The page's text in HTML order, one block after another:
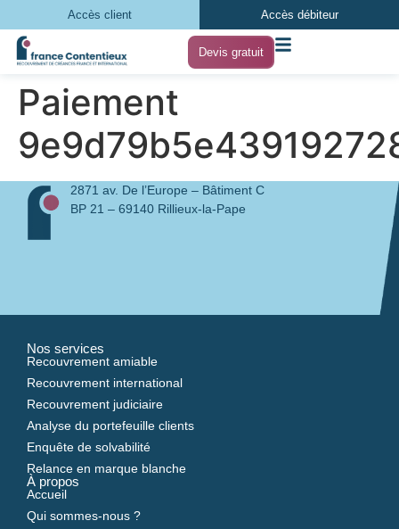
Accès client Accès débiteur
Devis gratuit
Paiement
2871 av. De l’Europe – Bâtiment C
BP 21 – 69140 Rillieux-la-Pape
Nos services
Recouvrement amiable
Recouvrement international
Recouvrement judiciaire
Analyse du portefeuille clients
Enquête de solvabilité
Relance en marque blanche
À propos
Accueil
Qui sommes-nous ?